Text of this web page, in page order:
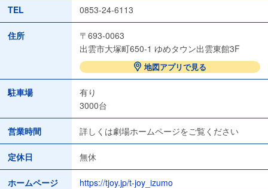
TEL 0853-24-6113
住所
〒693-0063
出雲市大塚町650-1 ゆめタウン出雲東館3F
地図アプリで見る
駐車場
有り
3000台
営業時間 詳しくは劇場ホームページをご覧ください
定休日 無休
ホームページ https://tjoy.jp/t-joy_izumo